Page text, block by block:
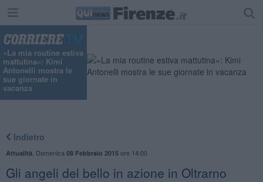
«La mia routine estiva
mattutina»: Kimi
Antonelli mostra le
sue giornate in
vacanza
Indietro
Attualità Domenica 08 Febbraio 2015ore 14:00
Gli angeli del bello in azione in Oltrarno